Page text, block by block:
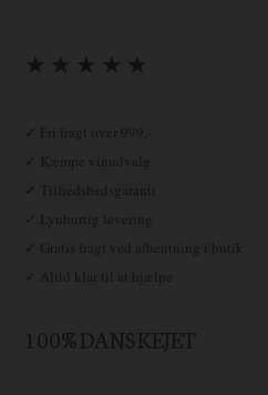
★ ★ ★ ★ ★
✓ Fri fragt over 999,-
✓ Kæmpe vinudvalg
✓ Tilfredshedsgaranti
✓ Lynhurtig levering
✓ Gratis fragt ved afhentning i butik
✓ Altid klar til at hjælpe
100% DANSKEJET